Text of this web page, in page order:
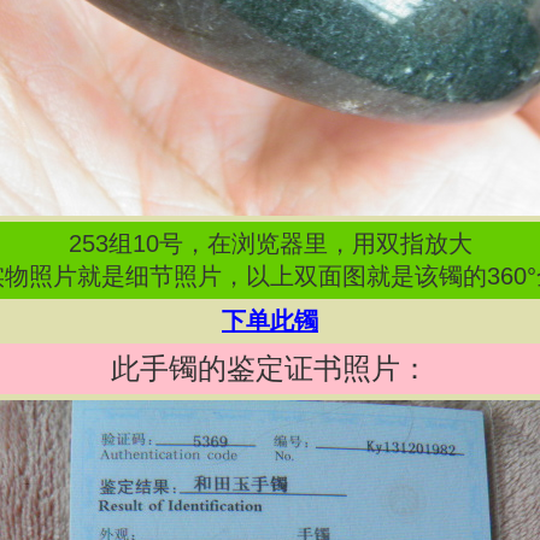
253组 10号，在浏览器里，用双指放大
照片就是细节照片，以上双面图就是该镯的
下单此镯
此手镯的鉴定证书照片：